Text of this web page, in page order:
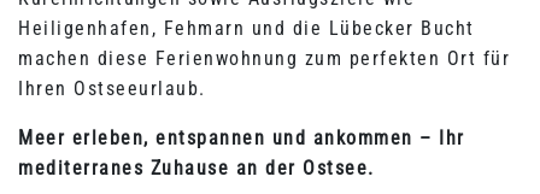
Heiligenhafen, Fehmarn und die Lübecker Bucht
machen diese Ferienwohnung zum perfekten Ort für
Ihren Ostseeurlaub.
Meer erleben, entspannen und ankommen – Ihr
mediterranes Zuhause an der Ostsee.